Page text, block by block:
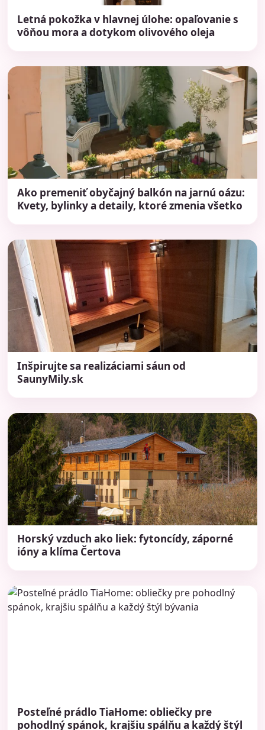
Letná pokožka v hlavnej úlohe: opaľovanie s
vôňou mora a dotykom olivového oleja
Ako premeniť obyčajný balkón na jarnú oázu:
Kvety, bylinky a detaily, ktoré zmenia všetko
Inšpirujte sa realizáciami sáun od
SaunyMily.sk
Horský vzduch ako liek: fytoncídy, záporné
ióny a klíma Čertova
Posteľné prádlo TiaHome: obliečky pre
pohodlný spánok, krajšiu spálňu a každý štýl